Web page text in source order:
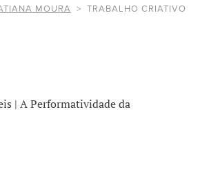
MOURA TRABALHO CRIATIVO
| A Performatividade da